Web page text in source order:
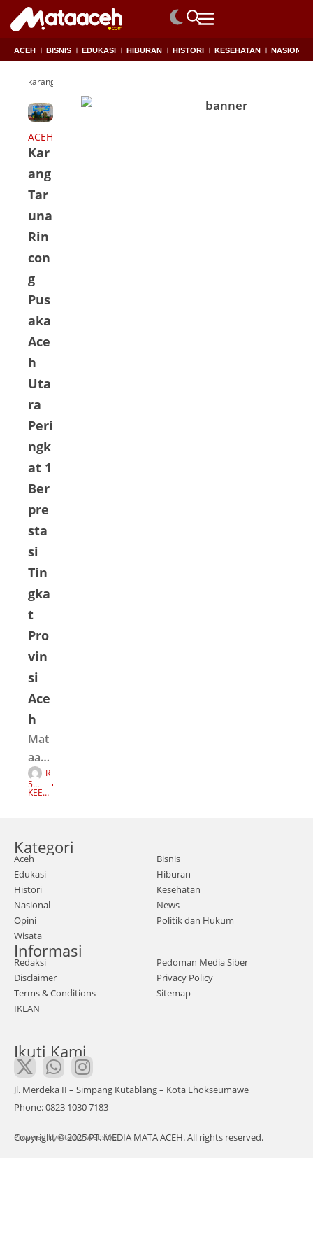
ACEH BISNIS EDUKASI HIBURAN HISTORI KESEHATAN NASIONAL
karangtaruna
ACEH
Kar
ang
Tar
una
Rin
con
g
Pus
aka
Ace
h
Uta
ra
Peri
ngk
at 1
Ber
pre
sta
si
Tin
gka
t
Pro
vin
si
Ace
h
Mat
aace
h.co
m |
Ace
h –
Kab
upat
en
Ace
h
Utar
a
kem
men
oreh
kan
pres
di
R
A
5
TAH
KEEP
Kategori
Aceh
Bisnis
Edukasi
Hiburan
Histori
Kesehatan
Nasional
News
Opini
Politik dan Hukum
Wisata
Informasi
Redaksi
Pedoman Media Siber
Disclaimer
Privacy Policy
Terms & Conditions
Sitemap
IKLAN
Ikuti Kami
Jl. Merdeka II – Simpang Kutablang – Kota Lhokseumawe
Phone: 0823 1030 7183
Copyright © 2025 PT. MEDIA MATA ACEH. All rights reserved.
Powered byAtadro Website.